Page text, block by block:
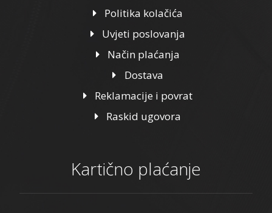
Politika kolačića
Uvjeti poslovanja
Način plaćanja
Dostava
Reklamacije i povrat
Raskid ugovora
Kartično plaćanje